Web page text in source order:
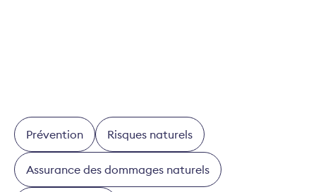
Prévention Risques naturels
Assurance des dommages naturels